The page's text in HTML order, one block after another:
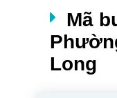
Mã
Long